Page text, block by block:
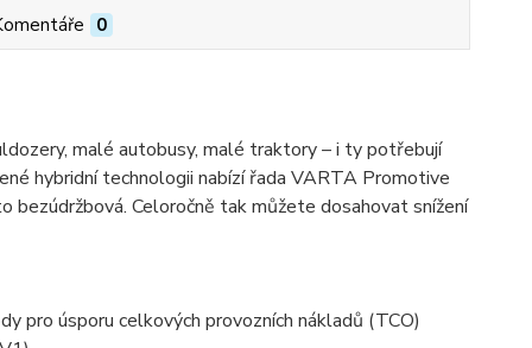
0
malé autobusy, malé traktory – i ty potřebují
hybridní technologii nabízí řada VARTA Promotive
bezúdržbová. Celoročně tak můžete dosahovat snížení
pro úsporu celkových provozních nákladů (TCO)